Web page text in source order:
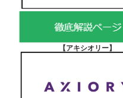
【アキシオリー】